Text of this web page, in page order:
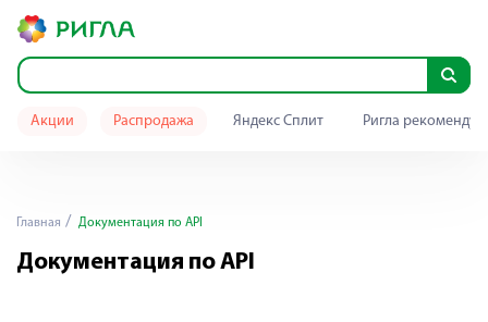
Акции Распродажа Яндекс Сплит Ригла
Главная Документация по API
Документация по API